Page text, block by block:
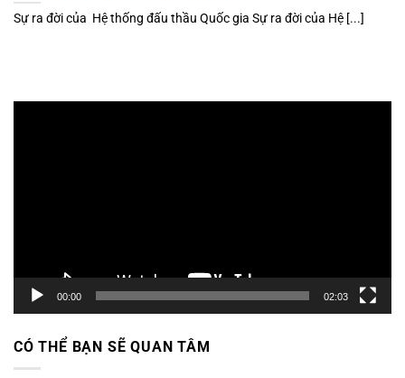
Sự ra đời của Hệ thống đấu thầu Quốc gia Sự ra đời của Hệ [...]
00:00 02:03
CÓ THỂ BẠN SẼ QUAN TÂM